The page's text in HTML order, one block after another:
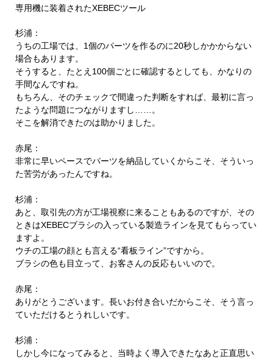
専用機に装着されたXEBECツール
杉浦：
うちの工場では、1個のパーツを作るのに20秒しかかからない
場合もあります。
そうすると、たとえ100個ごとに確認するとしても、かなりの
手間なんですね。
もちろん、そのチェックで間違った判断をすれば、最初に言っ
たような問題につながりますし……。
そこを解消できたのは助かりました。
赤尾：
非常に早いペースでパーツを納品していくからこそ、そういっ
た苦労があったんですね。
杉浦：
あと、取引先の方が工場視察に来ることもあるのですが、その
ときはXEBECブラシの入っている製造ラインを見てもらってい
ますよ。
ウチの工場の顔とも言える“看板ライン”ですから。
ブラシの色も目立って、お客さんの反応もいいので。
赤尾：
ありがとうございます。長いお付き合いだからこそ、そう言っ
ていただけるとうれしいです。
杉浦：
しかし今になってみると、当時よく導入できたなあと正直思い